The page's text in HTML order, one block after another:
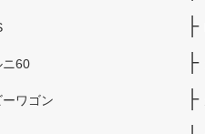
ニ60
ワゴン